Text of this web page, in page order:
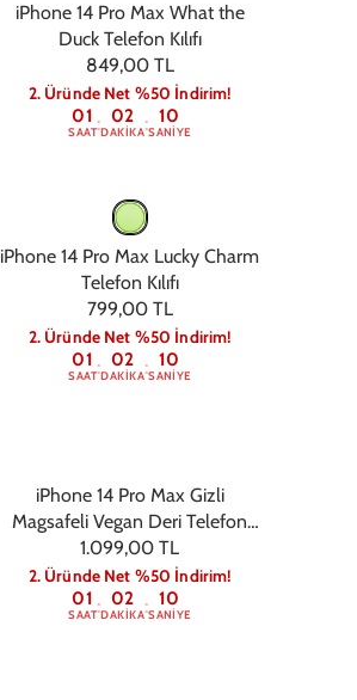
iPhone 14 Pro Max What the
Duck Telefon Kılıfı
849,00 TL
2. Üründe Net %50 İndirim!
01
SAAT: 02
DAKIKA: 09
SANIYE
iPhone 14 Pro Max Lucky Charm
Telefon Kılıfı
799,00 TL
2. Üründe Net %50 İndirim!
01
SAAT: 02
DAKIKA: 09
SANIYE
iPhone 14 Pro Max Gizli
Magsafeli Vegan Deri Telefon
Kılıfı - Gri
1.099,00 TL
2. Üründe Net %50 İndirim!
01
SAAT: 02
DAKIKA: 09
SANIYE